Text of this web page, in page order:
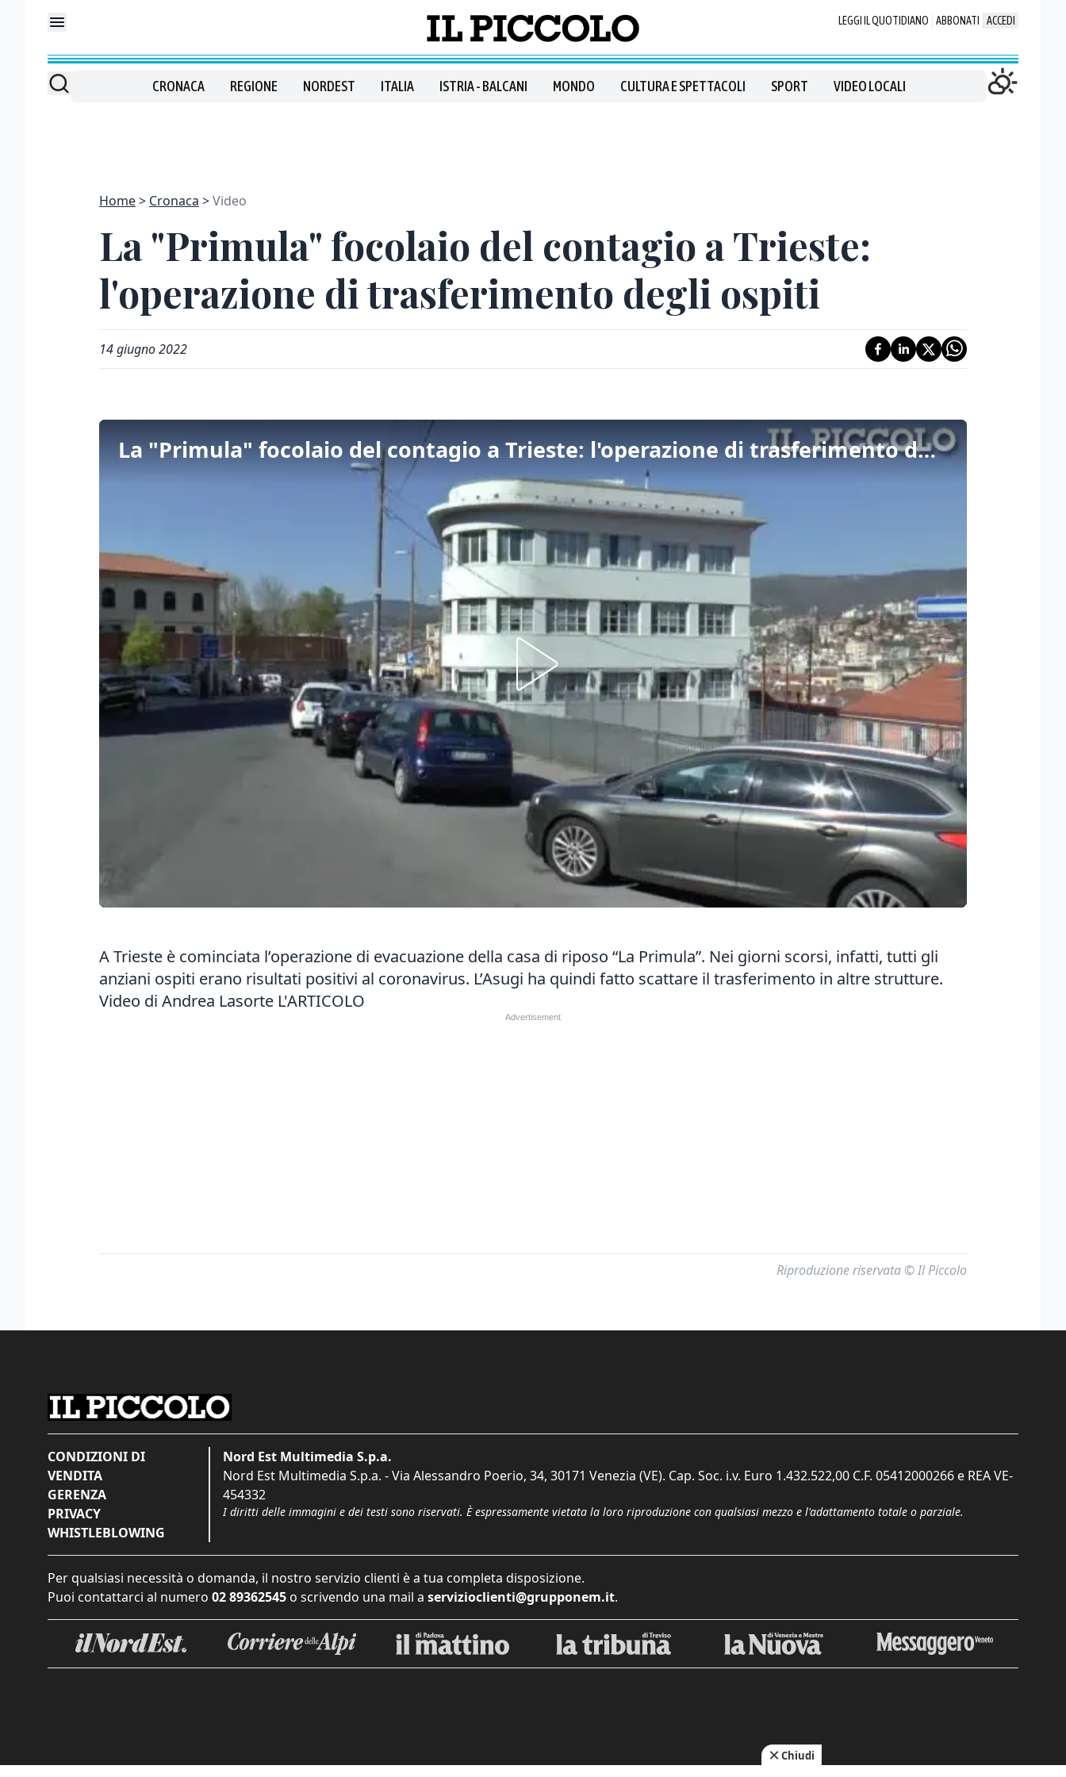
LEGGI IL QUOTIDIANO ABBONATI ACCEDI
CRONACA REGIONE NORDEST ITALIA ISTRIA - BALCANI MONDO CULTURA E SPETTACOLI SPORT VIDEO LOCALI
Home Cronaca Video
La "Primula" focolaio del contagio a Trieste:
l'operazione di trasferimento degli ospiti
14 giugno 2022
La "Primula" focolaio del contagio a Trieste: l'operazione di trasferimento degli ospiti
A Trieste è cominciata l’operazione di evacuazione della casa di riposo “La Primula”. Nei giorni scorsi, infatti, tutti gli
anziani ospiti erano risultati positivi al coronavirus. L’Asugi ha quindi fatto scattare il trasferimento in altre strutture.
Video di Andrea Lasorte L'ARTICOLO
Riproduzione riservata © Il Piccolo
CONDIZIONI DI
VENDITA
GERENZA
PRIVACY
WHISTLEBLOWING
Nord Est Multimedia S.p.a.
Nord Est Multimedia S.p.a. - Via Alessandro Poerio, 34, 30171 Venezia (VE). Cap. Soc. i.v. Euro 1.432.522,00 C.F. 05412000266 e REA VE-
454332
I diritti delle immagini e dei testi sono riservati. È espressamente vietata la loro riproduzione con qualsiasi mezzo e l'adattamento totale o parziale.
Per qualsiasi necessità o domanda, il nostro servizio clienti è a tua completa disposizione.
Puoi contattarci al numero 02 89362545 o scrivendo una mail a servizioclienti@grupponem.it.
Chiudi